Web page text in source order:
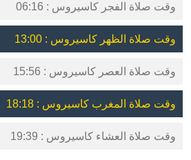
وقت صلاة الفجر كاسيروس : 06:16
وقت صلاة الظهر كاسيروس : 13:00
وقت صلاة العصر كاسيروس : 15:56
وقت صلاة المغرب كاسيروس : 18:18
وقت صلاة العشاء كاسيروس : 19:39